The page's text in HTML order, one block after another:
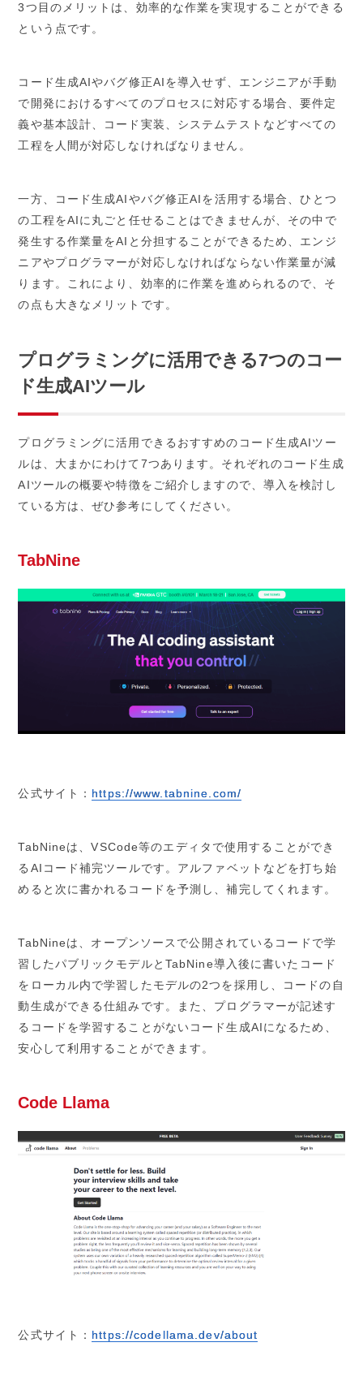
3つ目のメリットは、効率的な作業を実現することができる
という点です。
コード生成AIやバグ修正AIを導入せず、エンジニアが手動
で開発におけるすべてのプロセスに対応する場合、要件定
義や基本設計、コード実装、システムテストなどすべての
工程を人間が対応しなければなりません。
一方、コード生成AIやバグ修正AIを活用する場合、ひとつ
の工程をAIに丸ごと任せることはできませんが、その中で
発生する作業量をAIと分担することができるため、エンジ
ニアやプログラマーが対応しなければならない作業量が減
ります。これにより、効率的に作業を進められるので、そ
の点も大きなメリットです。
プログラミングに活用できる7つのコー
ド生成AIツール
プログラミングに活用できるおすすめのコード生成AIツー
ルは、大まかにわけて7つあります。それぞれのコード生成
AIツールの概要や特徴をご紹介しますので、導入を検討し
ている方は、ぜひ参考にしてください。
TabNine
公式サイト： https://www.tabnine.com/
TabNineは、VSCode等のエディタで使用することができ
るAIコード補完ツールです。アルファベットなどを打ち始
めると次に書かれるコードを予測し、補完してくれます。
TabNineは、オープンソースで公開されているコードで学
習したパブリックモデルとTabNine導入後に書いたコード
をローカル内で学習したモデルの2つを採用し、コードの自
動生成ができる仕組みです。また、プログラマーが記述す
るコードを学習することがないコード生成AIになるため、
安心して利用することができます。
Code Llama
公式サイト： https://codellama.dev/about